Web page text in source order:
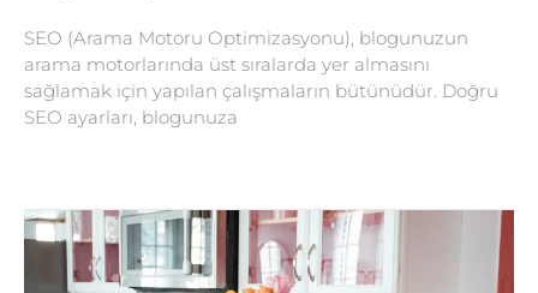
SEO (Arama Motoru Optimizasyonu), blogunuzun
arama motorlarında üst sıralarda yer almasını
sağlamak için yapılan çalışmaların bütünüdür. Doğru
SEO ayarları, blogunuza